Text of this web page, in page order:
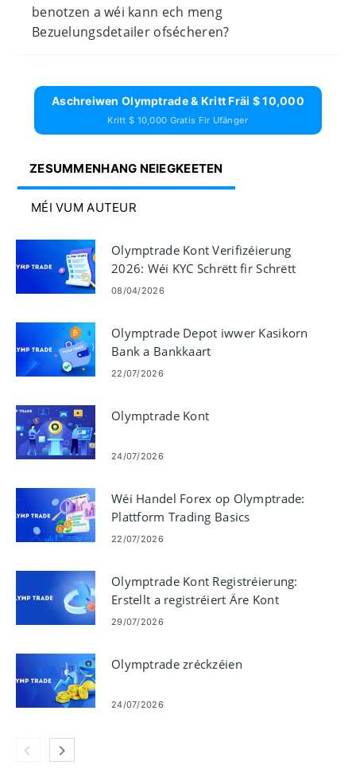
benotzen a wéi kann ech meng
Bezuelungsdetailer ofsécheren?
Aschreiwen Olymptrade & Kritt Fräi $ 10,000
Kritt $ 10,000 Gratis Fir Ufänger
ZESUMMENHANG NEIEGKEETEN
MÉI VUM AUTEUR
Olymptrade Kont Verifizéierung
2026: Wéi KYC Schrëtt fir Schrëtt
ausfëllen
08/04/2026
Olymptrade Depot iwwer Kasikorn
Bank a Bankkaart
22/07/2026
Olymptrade Kont
24/07/2026
Wéi Handel Forex op Olymptrade:
Plattform Trading Basics
22/07/2026
Olymptrade Kont Registréierung:
Erstellt a registréiert Äre Kont
29/07/2026
Olymptrade zréckzéien
24/07/2026